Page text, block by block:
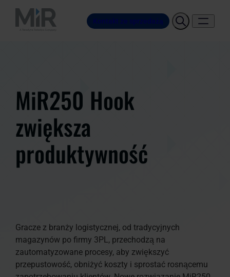
Kontakt ze sprzedażą
MiR250 Hook
zwiększa
produktywność
Gracze z branży logistycznej, od tradycyjnych
magazynów po firmy 3PL, przechodzą na
zautomatyzowane procesy, aby zwiększyć
przepustowość, obniżyć koszty i sprostać rosnącemu